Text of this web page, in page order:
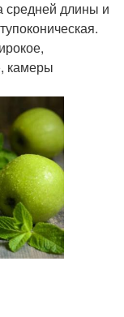
длины и
камеры